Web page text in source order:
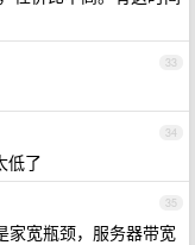
33
34
低了
35
家宽瓶颈，服务器带宽